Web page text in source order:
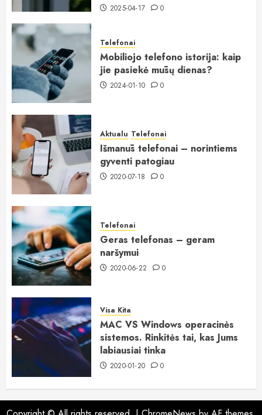
2025-04-17 0
Telefonai
Mobiliojo telefono istorija: kaip
jie pasiekė mūsų dienas?
2024-01-10 0
Aktualu Telefonai
Išmanūs telefonai – norintiems
gyventi patogiau
2020-07-18 0
Telefonai
Geras telefonas – geram
naršymui
2020-06-22 0
Visa Kita
MAC VS Windows operacinės
sistemos. Rinkitės tai, kas Jums
labiausiai tinka
2020-01-20 0